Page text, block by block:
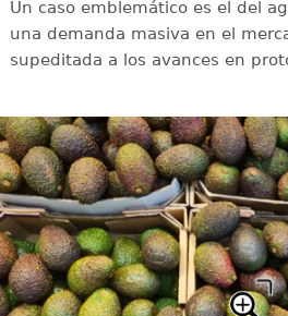
Un caso emblemático es el del
una demanda masiva en el
supeditada a los avances en